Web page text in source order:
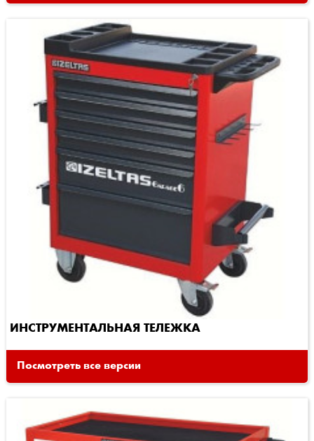
ИНСТРУМЕНТАЛЬНАЯ ТЕЛЕЖКА
Посмотреть все версии